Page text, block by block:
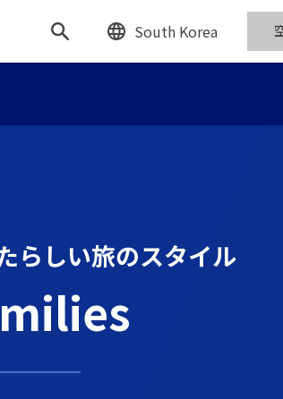
South Korea
らしい旅のスタイル